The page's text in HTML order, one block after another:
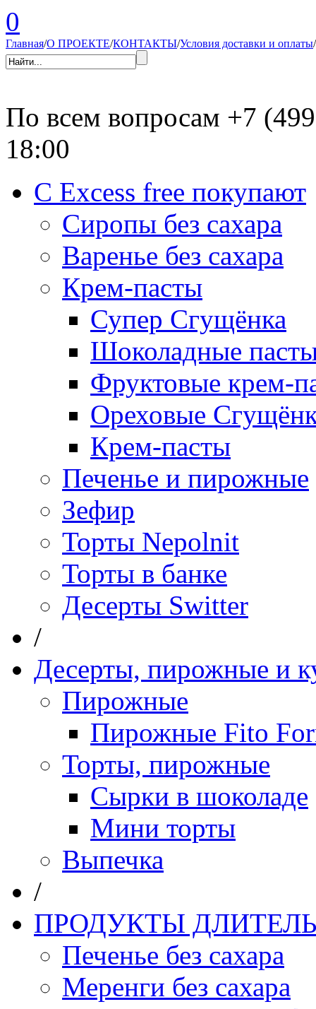
0
Главная/О ПРОЕКТЕ/КОНТАКТЫ/Условия доставки и оплаты/
По всем вопросам +7
18:00
С Excess free покупают
Сиропы без сахара
Варенье без сахара
Крем-пасты
Супер Сгущёнка
Шоколадные
Фруктовые крем-
Ореховые
Крем-пасты
Печенье и пирожные
Зефир
Торты Nepolnit
Торты в банке
Десерты Switter
/
Десерты, пирожные и
Пирожные
Пирожные Fito
Торты, пирожные
Сырки в шоколаде
Мини торты
Выпечка
/
ПРОДУКТЫ
Печенье без сахара
Меренги без сахара